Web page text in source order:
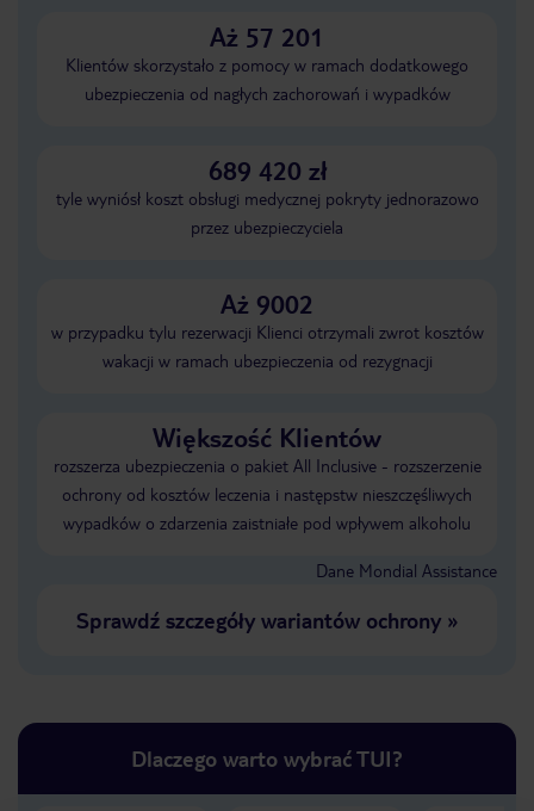
Aż 57 201
Klientów skorzystało z pomocy w ramach dodatkowego
ubezpieczenia od nagłych zachorowań i wypadków
689 420 zł
tyle wyniósł koszt obsługi medycznej pokryty jednorazowo
przez ubezpieczyciela
Aż 9002
w przypadku tylu rezerwacji Klienci otrzymali zwrot kosztów
wakacji w ramach ubezpieczenia od rezygnacji
Większość Klientów
rozszerza ubezpieczenia o pakiet All Inclusive - rozszerzenie
ochrony od kosztów leczenia i następstw nieszczęśliwych
wypadków o zdarzenia zaistniałe pod wpływem alkoholu
Dane Mondial Assistance
Sprawdź szczegóły wariantów ochrony»
Dlaczego warto wybrać TUI?